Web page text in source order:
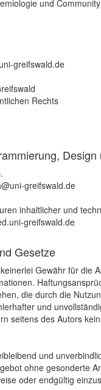
und
greifswald.de
Rechts
greifswald.de
inhaltlicher und
greifswald.de
Gesetze
Gewähr für die
die durch die
und
seitens des Autors
und
ohne gesonderte
oder endgültig